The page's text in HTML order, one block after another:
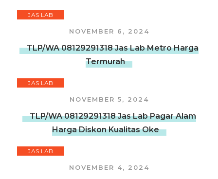
JAS LAB
NOVEMBER 6, 2024
TLP/WA 08129291318 Jas Lab Metro Harga
Termurah
JAS LAB
NOVEMBER 5, 2024
TLP/WA 08129291318 Jas Lab Pagar Alam
Harga Diskon Kualitas Oke
JAS LAB
NOVEMBER 4, 2024